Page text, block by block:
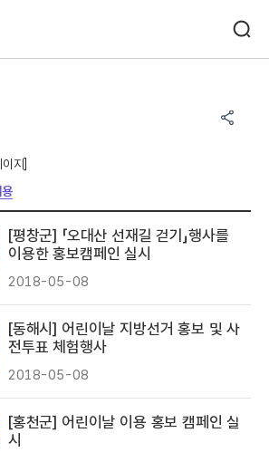
지]
[평창군] 「오대산 선재길 걷기」행사를
이용한 홍보캠페인 실시
2018-05-08
[동해시] 어린이날 지방선거 홍보 및 사
전투표 체험행사
2018-05-08
[홍천군] 어린이날 이용 홍보 캠페인 실
시